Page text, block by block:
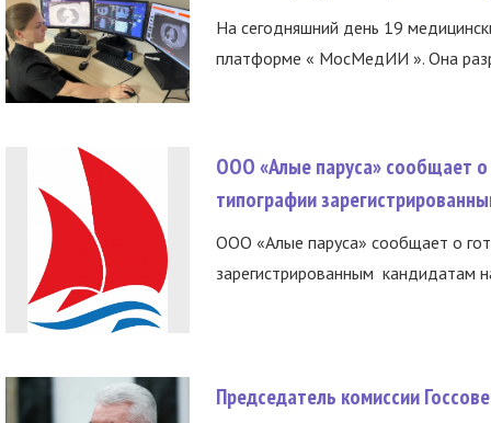
На сегодняшний день 19
платформе « МосМедИИ ». Она
ООО «Алые паруса» сообщает о
типографии
ООО «Алые паруса» сообщает о
зарегистрированным кандидатам
Председатель комиссии